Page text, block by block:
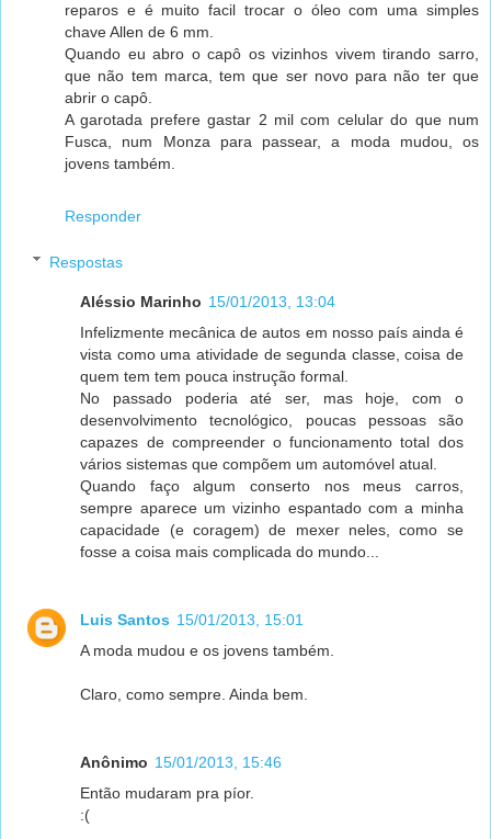
reparos e é muito facil trocar o óleo com uma simples
chave Allen de 6 mm.
Quando eu abro o capô os vizinhos vivem tirando sarro,
que não tem marca, tem que ser novo para não ter que
abrir o capô.
A garotada prefere gastar 2 mil com celular do que num
Fusca, num Monza para passear, a moda mudou, os
jovens também.
Responder
Respostas
Aléssio Marinho 15/01/2013, 13:04
Infelizmente mecânica de autos em nosso país ainda é
vista como uma atividade de segunda classe, coisa de
quem tem tem pouca instrução formal.
No passado poderia até ser, mas hoje, com o
desenvolvimento tecnológico, poucas pessoas são
capazes de compreender o funcionamento total dos
vários sistemas que compõem um automóvel atual.
Quando faço algum conserto nos meus carros,
sempre aparece um vizinho espantado com a minha
capacidade (e coragem) de mexer neles, como se
fosse a coisa mais complicada do mundo...
Luis Santos 15/01/2013, 15:01
A moda mudou e os jovens também.
Claro, como sempre. Ainda bem.
Anônimo 15/01/2013, 15:46
Então mudaram pra píor.
:(